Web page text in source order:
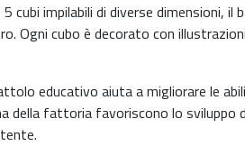
5 cubi impilabili di diverse dimensioni,
Ogni cubo è decorato con
educativo aiuta a migliorare le
della fattoria favoriscono lo sviluppo